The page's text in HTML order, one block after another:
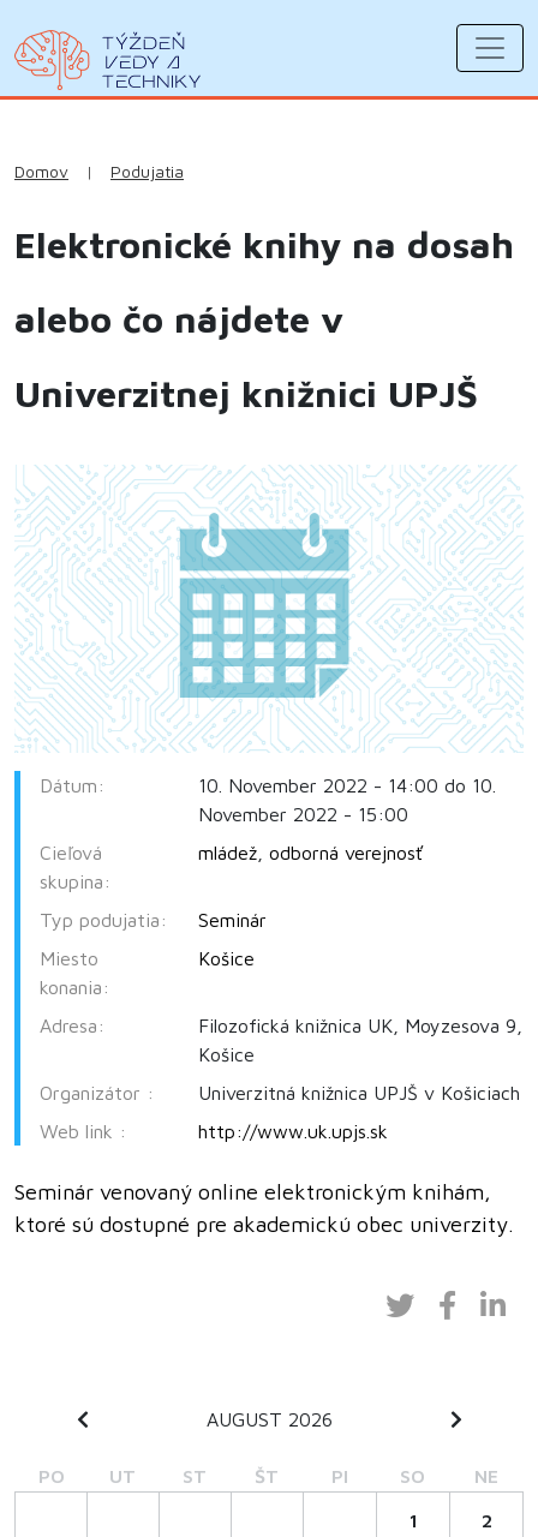
Domov | Podujatia
Elektronické knihy na dosah
alebo čo nájdete v
Univerzitnej knižnici UPJŠ
Dátum:
10. November 2022 - 14:00 do 10.
November 2022 - 15:00
Cieľová
skupina:
mládež, odborná verejnosť
Typ podujatia:
Seminár
Miesto
konania:
Košice
Adresa:
Filozofická knižnica UK, Moyzesova 9,
Košice
Organizátor :
Univerzitná knižnica UPJŠ v Košiciach
Web link :
http://www.uk.upjs.sk
Seminár venovaný online elektronickým knihám,
ktoré sú dostupné pre akademickú obec univerzity.
AUGUST 2026
PO UT ST ŠT PI SO NE
1 2